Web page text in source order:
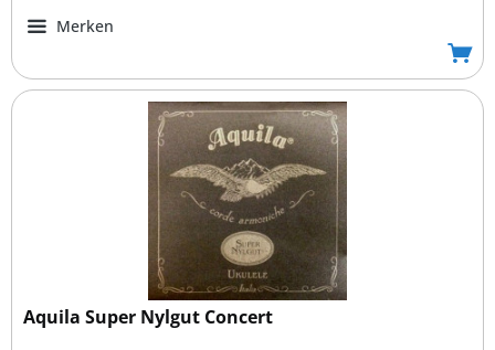
Merken
Aquila Super Nylgut Concert